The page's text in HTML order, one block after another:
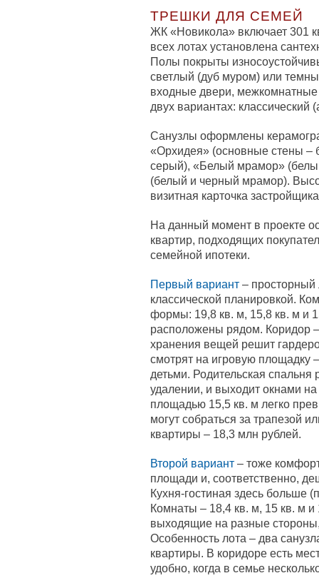
ТРЕШКИ ДЛЯ СЕМЕЙ
ЖК «Новикола» включает 301
всех лотах установлена
Полы покрыты
светлый (дуб муром) или
входные двери, межкомнатные
двух вариантах: классический
Санузлы оформлены
«Орхидея» (основные стены –
серый), «Белый мрамор»
(белый и черный мрамор).
визитная карточка
На данный момент в проекте
квартир, подходящих
семейной ипотеки.
Первый вариант –
классической планировкой.
формы: 19,8 кв. м, 15,8 кв. м и
расположены рядом. Коридор
хранения вещей решит
смотрят на игровую площадку
детьми. Родительская
удалении, и выходит окнами
площадью 15,5 кв. м легко
могут собраться за трапезой
квартиры – 18,3 млн рублей.
Второй вариант – тоже
площади и, соответственно,
Кухня-гостиная здесь больше
Комнаты – 18,4 кв. м, 15 кв. м
выходящие на разные
Особенность лота – два
квартиры. В коридоре есть
удобно, когда в семье